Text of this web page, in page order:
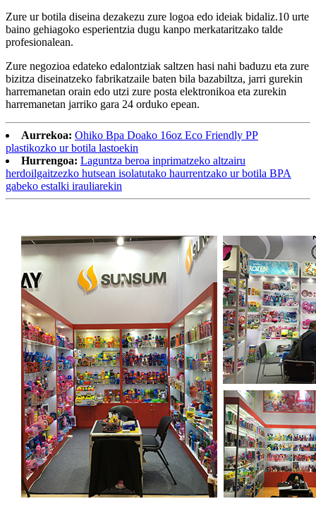
Zure ur botila diseina dezakezu zure logoa edo ideiak bidaliz.10 urte
baino gehiagoko esperientzia dugu kanpo merkataritzako talde
profesionalean.
Zure negozioa edateko edalontziak saltzen hasi nahi baduzu eta zure
bizitza diseinatzeko fabrikatzaile baten bila bazabiltza, jarri gurekin
harremanetan orain edo utzi zure posta elektronikoa eta zurekin
harremanetan jarriko gara 24 orduko epean.
Aurrekoa: Ohiko Bpa Doako 16oz Eco Friendly PP
plastikozko ur botila lastoekin
Hurrengoa: Laguntza beroa inprimatzeko altzairu
herdoilgaitzezko hutsean isolatutako haurrentzako ur botila BPA
gabeko estalki irauliarekin